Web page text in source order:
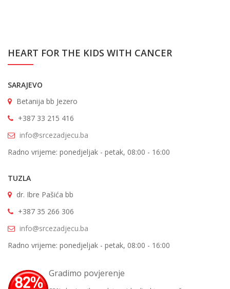
HEART FOR THE KIDS WITH CANCER
SARAJEVO
Betanija bb Jezero
+387 33 215 416
info@srcezadjecu.ba
Radno vrijeme: ponedjeljak - petak, 08:00 - 16:00
TUZLA
dr. Ibre Pašića bb
+387 35 266 306
info@srcezadjecu.ba
Radno vrijeme: ponedjeljak - petak, 08:00 - 16:00
Gradimo povjerenje